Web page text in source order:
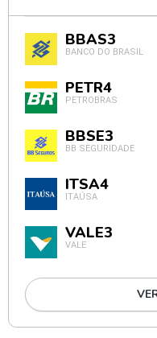
BBAS3
BANCO DO BRASIL
PETR4
PETROBRAS
BBSE3
BB SEGURIDADE
ITSA4
ITAÚSA
VALE3
VALE